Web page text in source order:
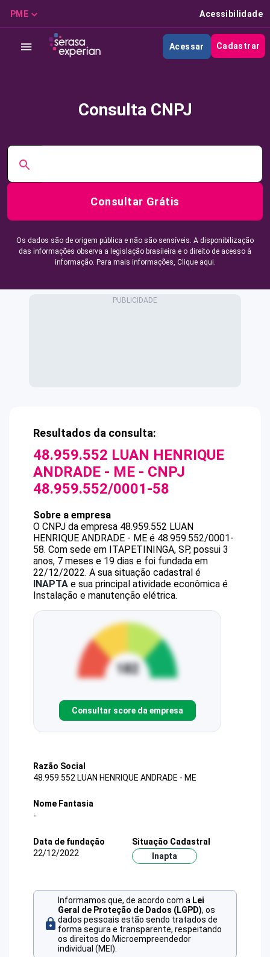
PME Acessibilidade
Acessar Cadastrar
Consulta CNPJ
Consultar Grátis
Os dados são de origem pública e não são sensíveis. A disponibilização
das informações observa a legislação brasileira e o direito de acesso à
informação. Para mais informações, Clique aqui.
Resultados da consulta:
48.959.552 LUAN HENRIQUE
ANDRADE - ME - CNPJ
48.959.552/0001-58
Sobre a empresa
O CNPJ da empresa 48.959.552 LUAN
HENRIQUE ANDRADE - ME é 48.959.552/0001-
58. Com sede em ITAPETININGA, SP, possui 3
anos, 7 meses e 19 dias e foi fundada em
22/12/2022. A sua situação cadastral é
INAPTA e sua principal atividade econômica é
Instalação e manutenção elétrica.
Consultar score da empresa
Razão Social
48.959.552 LUAN HENRIQUE ANDRADE - ME
Nome Fantasia
-
Data de fundação
22/12/2022
Situação Cadastral
Inapta
Informamos que, de acordo com a Lei
Geral de Proteção de Dados (LGPD), os
dados pessoais estão sendo tratados de
forma segura e transparente, respeitando
os direitos do Microempreendedor
individual (MEI).